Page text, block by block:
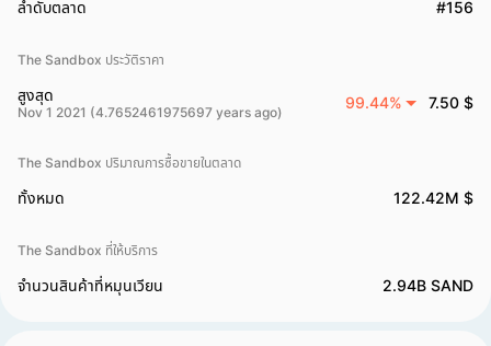
ลำดับตลาด #156
The Sandbox ประวัติราคา
สูงสุด
Nov 1 2021 (4.7652461975697 years ago)
99.44% 7.50 $
The Sandbox ปริมาณการซื้อขายในตลาด
ทั้งหมด 122.42M $
The Sandbox ที่ให้บริการ
จำนวนสินค้าที่หมุนเวียน 2.94B SAND